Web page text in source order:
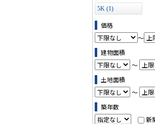
5K (1)
価格
～
建物面積
～
土地面積
～
築年数
新